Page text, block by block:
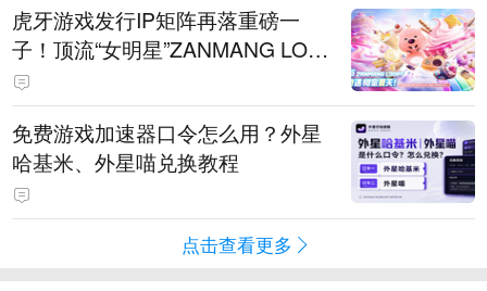
虎牙游戏发行IP矩阵再落重磅一
子！顶流“女明星”ZANMANG LOO
PY 正版3D消除手游《消消奇遇》
惊喜曝光
免费游戏加速器口令怎么用？外星
哈基米、外星喵兑换教程
点击查看更多